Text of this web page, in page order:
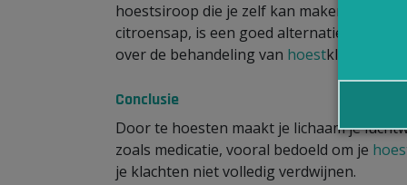
hoestsiroop die je zelf kan maken door 2
citroensap, is een goed alternatief voor
over de behandeling van hoestklachten
Conclusie
Door te hoesten maakt je lichaam je
zoals medicatie, vooral bedoeld om je
je klachten niet volledig verdwijnen.